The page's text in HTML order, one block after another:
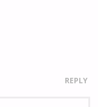
REPLY